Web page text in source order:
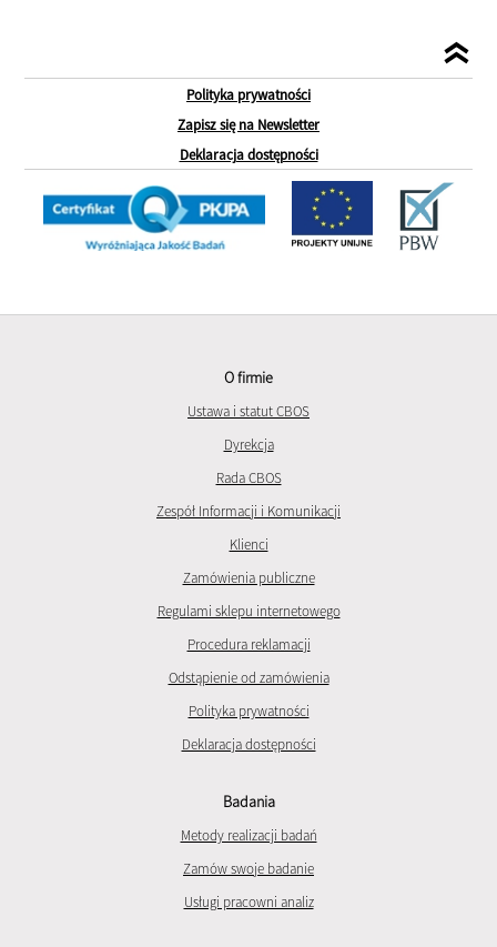
Polityka prywatności
Zapisz się na Newsletter
Deklaracja dostępności
O firmie
Ustawa i statut CBOS
Dyrekcja
Rada CBOS
Zespół Informacji i Komunikacji
Klienci
Zamówienia publiczne
Regulami sklepu internetowego
Procedura reklamacji
Odstąpienie od zamówienia
Polityka prywatności
Deklaracja dostępności
Badania
Metody realizacji badań
Zamów swoje badanie
Usługi pracowni analiz